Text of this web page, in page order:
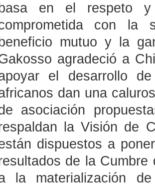
basa en el respeto
con la
beneficio mutuo y la
agradeció a
el desarrollo
dan una
asociación
la Visión de
dispuestos a
de la
la materialización